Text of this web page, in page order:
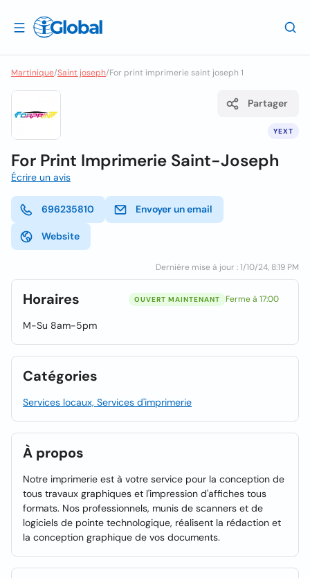
Martinique/Saint joseph/For print imprimerie saint joseph 1
YEXT
Partager
For Print Imprimerie Saint-Joseph
Écrire un avis
696235810 Envoyer un email
Website
Dernière mise à jour : 1/10/24, 8:19 PM
Horaires OUVERT MAINTENANT Ferme à 17:00
M-Su 8am-5pm
Catégories
Services locaux, Services d'imprimerie
À propos
Notre imprimerie est à votre service pour la conception de
tous travaux graphiques et l'impression d'affiches tous
formats. Nos professionnels, munis de scanners et de
logiciels de pointe technologique, réalisent la rédaction et
la conception graphique de vos documents.